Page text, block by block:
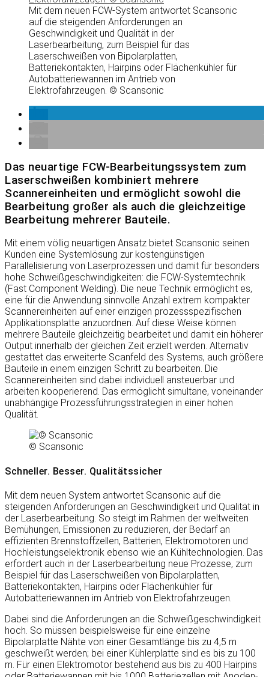
Mit dem neuen FCW-System antwortet Scansonic
auf die steigenden Anforderungen an
Geschwindigkeit und Qualität in der
Laserbearbeitung, zum Beispiel für das
Laserschweißen von Bipolarplatten,
Batteriekontakten, Hairpins oder Flächenkühler für
Autobatteriewannen im Antrieb von
Elektrofahrzeugen. © Scansonic
Das neuartige FCW-Bearbeitungssystem zum
Laserschweißen kombiniert mehrere
Scannereinheiten und ermöglicht sowohl die
Bearbeitung großer als auch die gleichzeitige
Bearbeitung mehrerer Bauteile.
Mit einem völlig neuartigen Ansatz bietet Scansonic seinen
Kunden eine Systemlösung zur kostengünstigen
Parallelisierung von Laserprozessen und damit für besonders
hohe Schweißgeschwindigkeiten: die FCW-Systemtechnik
(Fast Component Welding). Die neue Technik ermöglicht es,
eine für die Anwendung sinnvolle Anzahl extrem kompakter
Scannereinheiten auf einer einzigen prozessspezifischen
Applikationsplatte anzuordnen. Auf diese Weise können
mehrere Bauteile gleichzeitig bearbeitet und damit ein höherer
Output innerhalb der gleichen Zeit erzielt werden. Alternativ
gestattet das erweiterte Scanfeld des Systems, auch größere
Bauteile in einem einzigen Schritt zu bearbeiten. Die
Scannereinheiten sind dabei individuell ansteuerbar und
arbeiten kooperierend. Das ermöglicht simultane, voneinander
unabhängige Prozessführungsstrategien in einer hohen
Qualität.
© Scansonic
Schneller. Besser. Qualitätssicher
Mit dem neuen System antwortet Scansonic auf die
steigenden Anforderungen an Geschwindigkeit und Qualität in
der Laserbearbeitung. So steigt im Rahmen der weltweiten
Bemühungen, Emissionen zu reduzieren, der Bedarf an
effizienten Brennstoffzellen, Batterien, Elektromotoren und
Hochleistungselektronik ebenso wie an Kühltechnologien. Das
erfordert auch in der Laserbearbeitung neue Prozesse, zum
Beispiel für das Laserschweißen von Bipolarplatten,
Batteriekontakten, Hairpins oder Flächenkühler für
Autobatteriewannen im Antrieb von Elektrofahrzeugen.
Dabei sind die Anforderungen an die Schweißgeschwindigkeit
hoch. So müssen beispielsweise für eine einzelne
Bipolarplatte Nähte von einer Gesamtlänge bis zu 4,5 m
geschweißt werden; bei einer Kühlerplatte sind es bis zu 100
m. Für einen Elektromotor bestehend aus bis zu 400 Hairpins